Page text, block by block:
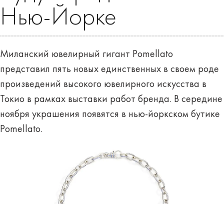
Нью-Йорке
Миланский ювелирный гигант Pomellato
представил пять новых единственных в своем роде
произведений высокого ювелирного искусства в
Токио в рамках выставки работ бренда. В середине
ноября украшения появятся в нью-йоркском бутике
Pomellato.